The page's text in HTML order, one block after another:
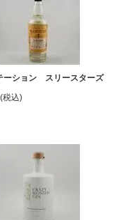
ーション スリースターズ
税込)